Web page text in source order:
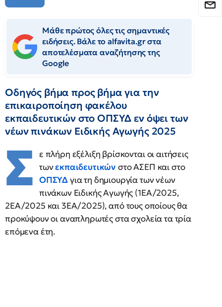
Μάθε πρώτος όλες τις σημαντικές
ειδήσεις. Βάλε το alfavita.gr στα
αποτελέσματα αναζήτησης της
Google
Οδηγός βήμα προς βήμα για την
επικαιροποίηση φακέλου
εκπαιδευτικών στο ΟΠΣΥΔ εν όψει των
νέων πινάκων Ειδικής Αγωγής 2025
Σ ε πλήρη εξέλιξη βρίσκονται οι αιτήσεις
τωνεκπαιδευτικών στο ΑΣΕΠ και στο
ΟΠΣΥΔγια τη δημιουργία των νέων
πινάκων Ειδικής Αγωγής (1ΕΑ/2025,
2ΕΑ/2025 και 3ΕΑ/2025), από τους οποίους θα
προκύψουν οι αναπληρωτές στα σχολεία τα τρία
επόμενα έτη.